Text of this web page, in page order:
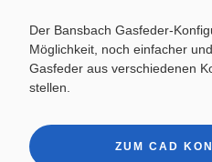
Der Bansbach Gasfeder-
Möglichkeit, noch einfacher
Gasfeder aus verschiedenen
stellen.
ZUM CAD